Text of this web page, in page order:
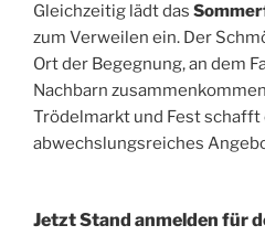
Gleichzeitig lädt das
zum Verweilen ein. Der
Ort der Begegnung, an dem
Nachbarn
Trödelmarkt und Fest schafft
abwechslungsreiches
Jetzt Stand anmelden für